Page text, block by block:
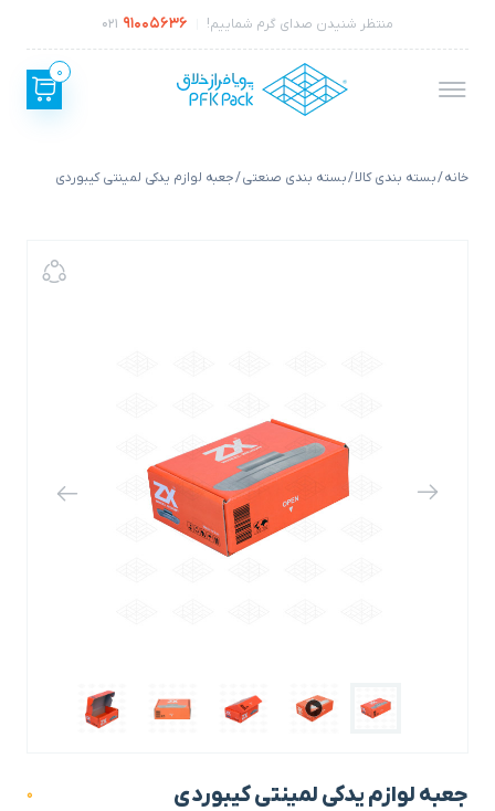
منتظر شنیدن صدای گرم شماییم! 91005636
021
0
خانه/بسته بندی کالا/بسته بندی صنعتی/ جعبه لوازم یدکی لمینتی کیبوردی
جعبه لوازم یدکی لمینتی کیبوردی 0